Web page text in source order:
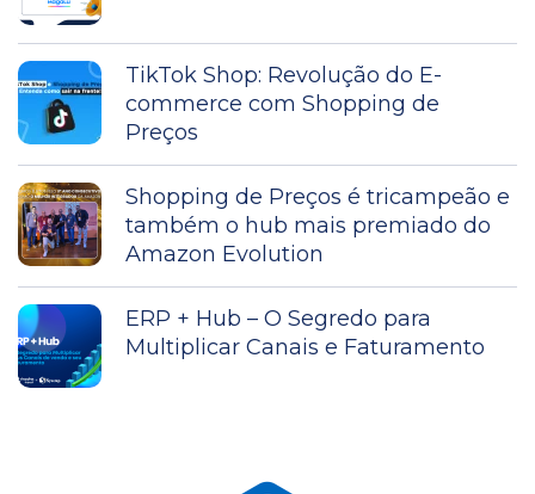
TikTok Shop: Revolução do E-
commerce com Shopping de
Preços
Shopping de Preços é tricampeão e
também o hub mais premiado do
Amazon Evolution
ERP + Hub – O Segredo para
Multiplicar Canais e Faturamento